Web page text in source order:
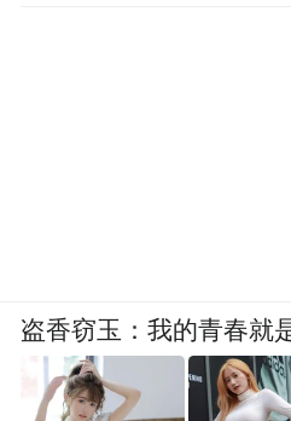
盗香窃玉：我的青春就